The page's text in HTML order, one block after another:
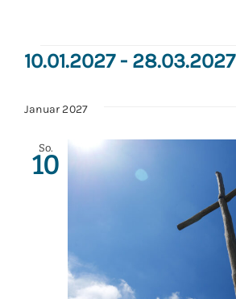
10.01.2027 - 28.03.2027
wählen.
Januar 2027
So.
10